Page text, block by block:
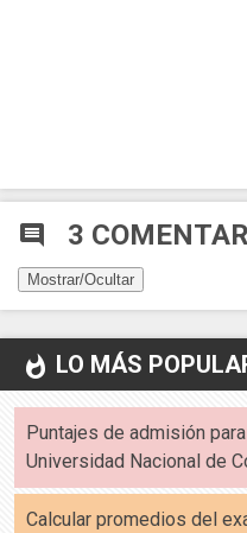
comment 3
Mostrar/Ocultar
whatshot LO MÁS
Puntajes de admisión
Universidad Nacional de
Calcular promedios del